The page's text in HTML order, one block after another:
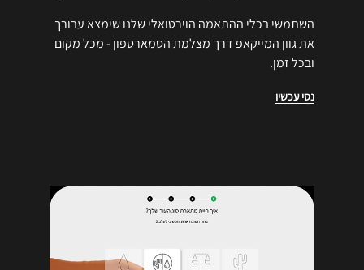
השתמשי בכלי ההתאמה הוירטואלי שלנו שימצא עבורך
את גוון המייקאפ דרך מצלמת הסמארטפון - מכל מקום
ובכל זמן.
נסי עכשיו